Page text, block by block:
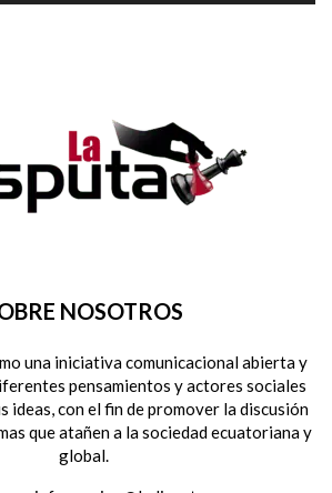
NOSOTROS
una iniciativa comunicacional abierta y
pensamientos y actores sociales
ideas, con el fin de promover la discusión
que atañen a la sociedad ecuatoriana y
global.